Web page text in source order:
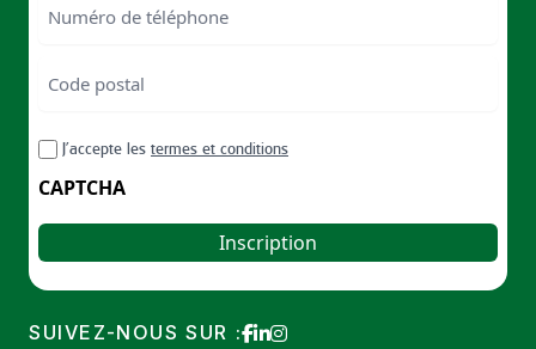
de
postal
postal
RGPDJ’accepte les termes et conditions
CAPTCHA
SUIVEZ-NOUS SUR :